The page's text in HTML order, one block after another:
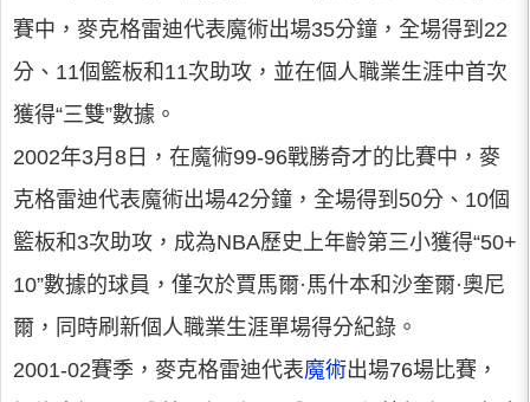
賽中，麥克格雷迪代表魔術出場35分鐘，全場得到22
分、11個籃板和11次助攻，並在個人職業生涯中首次
獲得“三雙”數據。
2002年3月8日，在魔術99-96戰勝奇才的比賽中，麥
克格雷迪代表魔術出場42分鐘，全場得到50分、10個
籃板和3次助攻，成為NBA歷史上年齡第三小獲得“50+
10”數據的球員，僅次於賈馬爾·馬什本和沙奎爾·奧尼
爾，同時刷新個人職業生涯單場得分紀錄。
2001-02賽季，麥克格雷迪代表魔術出場76場比賽，